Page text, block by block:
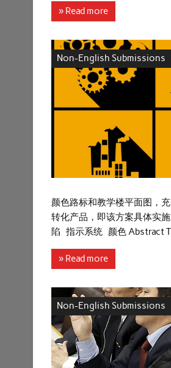
» Read more
Non-English Submissions
颜色路标和教学楼平面图，
转化产品，即该方案具体实
陷 指示系统 颜色 Abstract
» Read more
Non-English Submissions